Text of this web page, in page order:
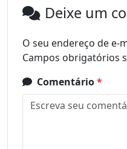
Deixe um
O seu endereço de e-
Campos obrigatórios
Comentário*